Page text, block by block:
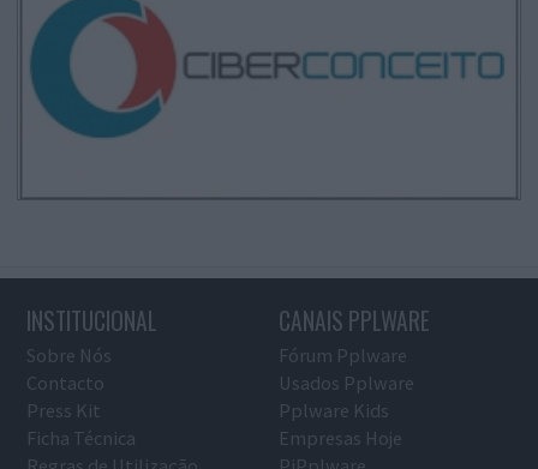
INSTITUCIONAL
Sobre Nós
Contacto
Press Kit
Ficha Técnica
CANAIS PPLWARE
Fórum Pplware
Usados Pplware
Pplware Kids
Empresas Hoje